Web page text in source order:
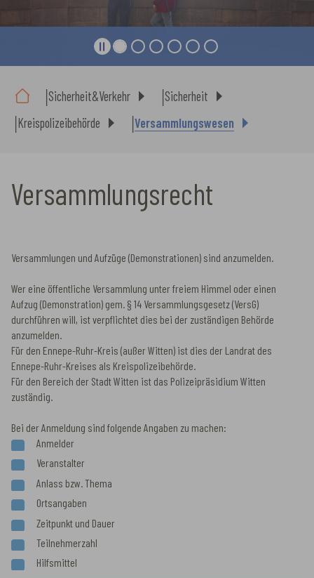
Sicherheit&Verkehr
Sicherheit
Kreispolizeibehörde
Versammlungswesen
Versammlungsrecht
Versammlungen und Aufzüge (Demonstrationen) sind anzumelden.
Wer eine öffentliche Versammlung unter freiem Himmel oder einen
Aufzug (Demonstration) gem. § 14 Versammlungsgesetz (VersG)
durchführen will, ist verpflichtet dies bei der zuständigen Behörde
anzumelden.
Für den Ennepe-Ruhr-Kreis (außer Witten) ist dies der Landrat des
Ennepe-Ruhr-Kreises als Kreispolizeibehörde.
Für den Bereich der Stadt Witten ist das Polizeipräsidium Witten
zuständig.
Bei der Anmeldung sind folgende Angaben zu machen:
Anmelder
Veranstalter
Anlass bzw. Thema
Ortsangaben
Zeitpunkt und Dauer
Teilnehmerzahl
Hilfsmittel